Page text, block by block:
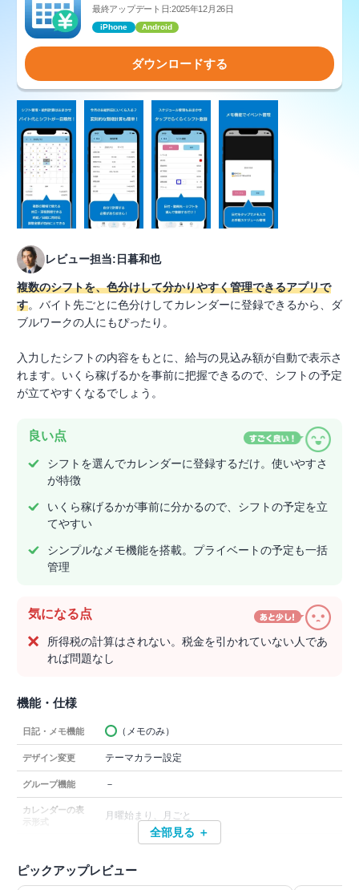
最終アップデート日:2025年12月26日
iPhone Android
ダウンロードする
レビュー担当:日暮和也
複数のシフトを、色分けして分かりやすく管理できるアプリで
す。バイト先ごとに色分けしてカレンダーに登録できるから、ダ
ブルワークの人にもぴったり。
入力したシフトの内容をもとに、給与の見込み額が自動で表示さ
れます。いくら稼げるかを事前に把握できるので、シフトの予定
が立てやすくなるでしょう。
良い点
シフトを選んでカレンダーに登録するだけ。使いやすさ
が特徴
いくら稼げるかが事前に分かるので、シフトの予定を立
てやすい
シンプルなメモ機能を搭載。プライベートの予定も一括
管理
気になる点
所得税の計算はされない。税金を引かれていない人であ
れば問題なし
機能・仕様
日記・メモ機能 （メモのみ）
デザイン変更 テーマカラー設定
グループ機能 －
カレンダーの表
月曜始まり、月ごと
全部見る ＋
ピックアップレビュー